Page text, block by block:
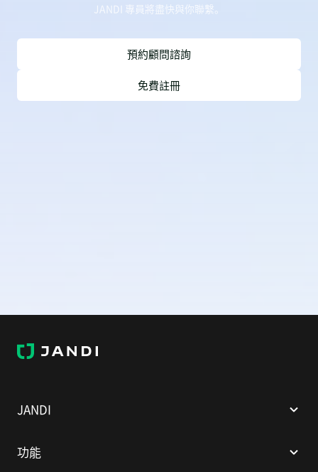
JANDI 專員將盡快與你聯繫。
預約顧問諮詢
免費註冊
J
A
JANDI
功能